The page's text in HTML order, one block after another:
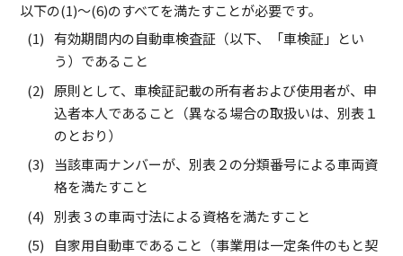
以下の(1)～(6)のすべてを満たすことが必要です。
有効期間内の自動車検査証（以下、「車検証」とい
う）であること
原則として、車検証記載の所有者および使用者が、申
込者本人であること（異なる場合の取扱いは、別表１
のとおり）
当該車両ナンバーが、別表２の分類番号による車両資
格を満たすこと
別表３の車両寸法による資格を満たすこと
自家用自動車であること（事業用は一定条件のもと契